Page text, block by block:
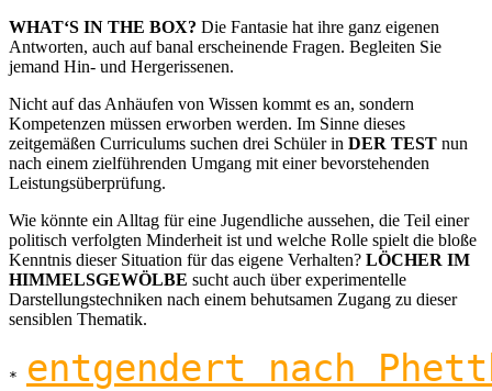
WHAT‘S IN THE BOX? Die Fantasie hat ihre ganz eigenen
Antworten, auch auf banal erscheinende Fragen. Begleiten Sie
jemand Hin- und Hergerissenen.
Nicht auf das Anhäufen von Wissen kommt es an, sondern
Kompetenzen müssen erworben werden. Im Sinne dieses
zeitgemäßen Curriculums suchen drei Schüler in DER TEST nun
nach einem zielführenden Umgang mit einer bevorstehenden
Leistungsüberprüfung.
Wie könnte ein Alltag für eine Jugendliche aussehen, die Teil einer
politisch verfolgten Minderheit ist und welche Rolle spielt die bloße
Kenntnis dieser Situation für das eigene Verhalten? LÖCHER IM
HIMMELSGEWÖLBE sucht auch über experimentelle
Darstellungstechniken nach einem behutsamen Zugang zu dieser
sensiblen Thematik.
* entgendert nach